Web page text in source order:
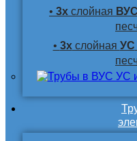
• 3х слойная ВУС
• 3хслойная УС